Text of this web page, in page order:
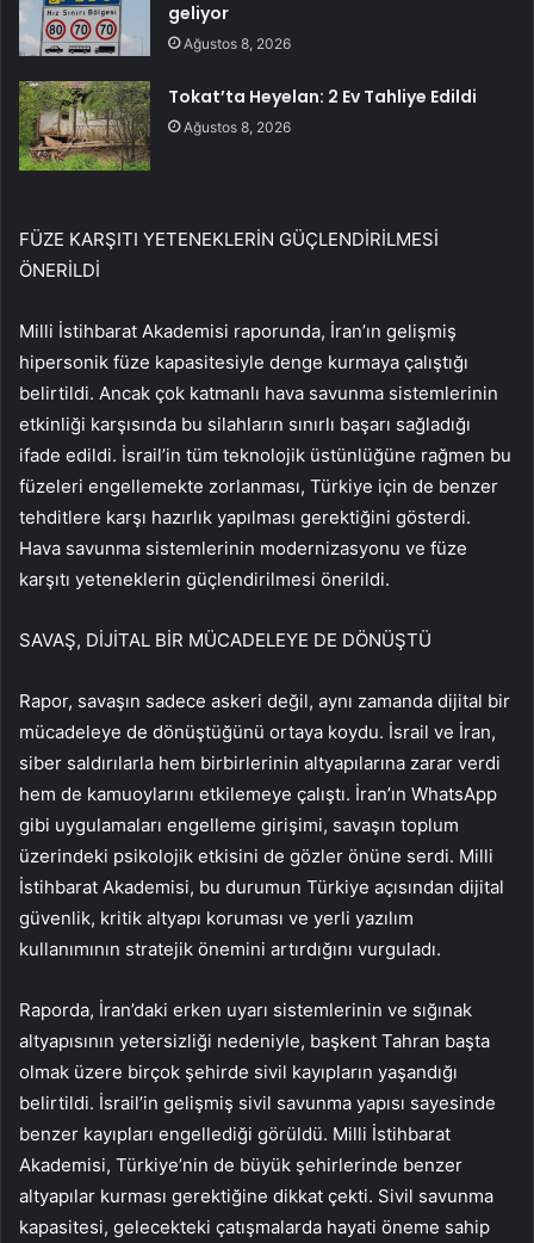
geliyor
Ağustos 8, 2026
Tokat’ta Heyelan: 2 Ev Tahliye Edildi
Ağustos 8, 2026
FÜZE KARŞITI YETENEKLERİN GÜÇLENDİRİLMESİ
ÖNERİLDİ
Milli İstihbarat Akademisi raporunda, İran’ın gelişmiş
hipersonik füze kapasitesiyle denge kurmaya çalıştığı
belirtildi. Ancak çok katmanlı hava savunma sistemlerinin
etkinliği karşısında bu silahların sınırlı başarı sağladığı
ifade edildi. İsrail’in tüm teknolojik üstünlüğüne rağmen bu
füzeleri engellemekte zorlanması, Türkiye için de benzer
tehditlere karşı hazırlık yapılması gerektiğini gösterdi.
Hava savunma sistemlerinin modernizasyonu ve füze
karşıtı yeteneklerin güçlendirilmesi önerildi.
SAVAŞ, DİJİTAL BİR MÜCADELEYE DE DÖNÜŞTÜ
Rapor, savaşın sadece askeri değil, aynı zamanda dijital bir
mücadeleye de dönüştüğünü ortaya koydu. İsrail ve İran,
siber saldırılarla hem birbirlerinin altyapılarına zarar verdi
hem de kamuoylarını etkilemeye çalıştı. İran’ın WhatsApp
gibi uygulamaları engelleme girişimi, savaşın toplum
üzerindeki psikolojik etkisini de gözler önüne serdi. Milli
İstihbarat Akademisi, bu durumun Türkiye açısından dijital
güvenlik, kritik altyapı koruması ve yerli yazılım
kullanımının stratejik önemini artırdığını vurguladı.
Raporda, İran’daki erken uyarı sistemlerinin ve sığınak
altyapısının yetersizliği nedeniyle, başkent Tahran başta
olmak üzere birçok şehirde sivil kayıpların yaşandığı
belirtildi. İsrail’in gelişmiş sivil savunma yapısı sayesinde
benzer kayıpları engellediği görüldü. Milli İstihbarat
Akademisi, Türkiye’nin de büyük şehirlerinde benzer
altyapılar kurması gerektiğine dikkat çekti. Sivil savunma
kapasitesi, gelecekteki çatışmalarda hayati öneme sahip